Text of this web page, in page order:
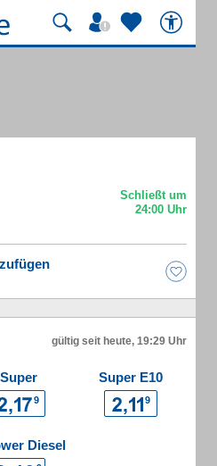
gültig seit heute, 19:29 Uhr
Super Super E10
Diesel